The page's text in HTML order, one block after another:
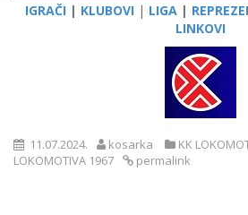
IGRAČI | KLUBOVI | LIGA |
LINKOVI
11.07.2024. kosarka KK
LOKOMOTIVA 1967
permalink